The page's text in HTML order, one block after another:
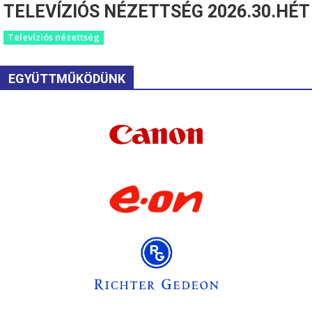
TELEVÍZIÓS NÉZETTSÉG 2026.30.HÉT
Televíziós nézettség
EGYÜTTMŰKÖDÜNK